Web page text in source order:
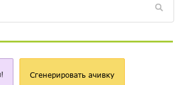
Сгенерировать ачивку